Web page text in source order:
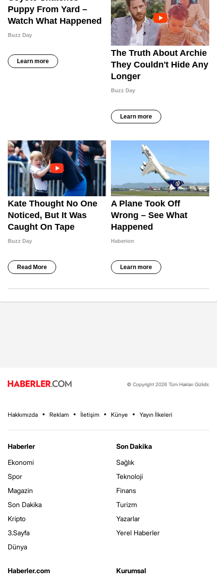
© Copyright 2026 Tüm Hakları Gizlidir.
Hakkımızda Reklam İletişim Künye Yayın İlkeleri
Haberler
Ekonomi
Spor
Magazin
Son Dakika
Kripto
3.Sayfa
Dünya
Son Dakika
Sağlık
Teknoloji
Finans
Turizm
Yazarlar
Yerel Haberler
Haberler.com
Kurumsal